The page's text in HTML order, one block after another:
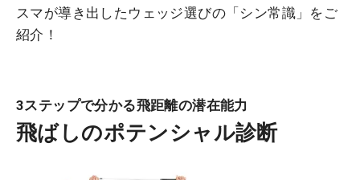
スマが導き出したウェッジ選びの「シン常識」をご
紹介！
3ステップで分かる飛距離の潜在能力
飛ばしのポテンシャル診断